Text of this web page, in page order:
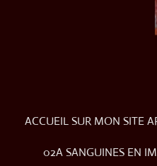
ACCUEIL SUR MON SITE
02A SANGUINES EN